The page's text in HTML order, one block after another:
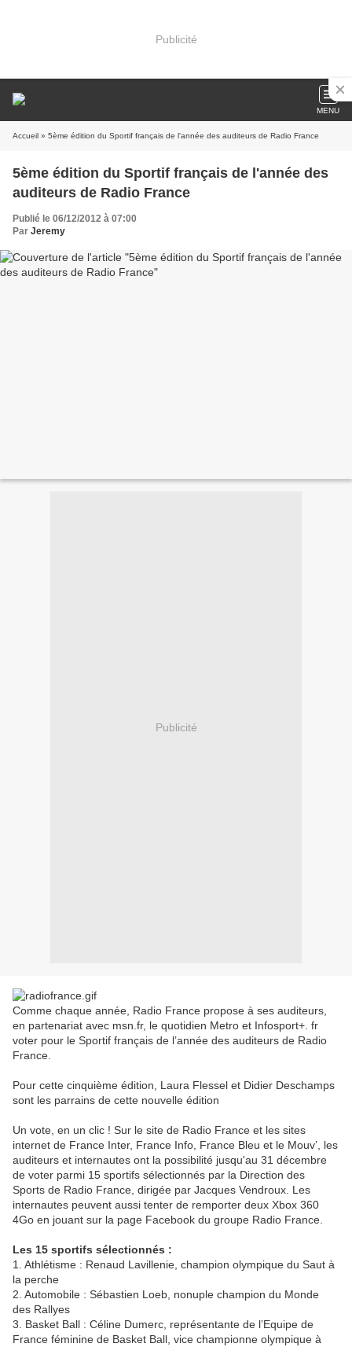
Publicité
MENU
Accueil » 5ème édition du Sportif français de l'année des auditeurs de Radio France
5ème édition du Sportif français de l'année des
auditeurs de Radio France
Publié le 06/12/2012 à 07:00
Par Jeremy
Publicité
Comme chaque année, Radio France propose à ses auditeurs,
en partenariat avec msn.fr, le quotidien Metro et Infosport+. fr
voter pour le Sportif français de l’année des auditeurs de Radio
France.
Pour cette cinquième édition, Laura Flessel et Didier Deschamps
sont les parrains de cette nouvelle édition
Un vote, en un clic ! Sur le site de Radio France et les sites
internet de France Inter, France Info, France Bleu et le Mouv’, les
auditeurs et internautes ont la possibilité jusqu'au 31 décembre
de voter parmi 15 sportifs sélectionnés par la Direction des
Sports de Radio France, dirigée par Jacques Vendroux. Les
internautes peuvent aussi tenter de remporter deux Xbox 360
4Go en jouant sur la page Facebook du groupe Radio France.
Les 15 sportifs sélectionnés :
1. Athlétisme : Renaud Lavillenie, champion olympique du Saut à
la perche
2. Automobile : Sébastien Loeb, nonuple champion du Monde
des Rallyes
3. Basket Ball : Céline Dumerc, représentante de l’Equipe de
France féminine de Basket Ball, vice championne olympique à